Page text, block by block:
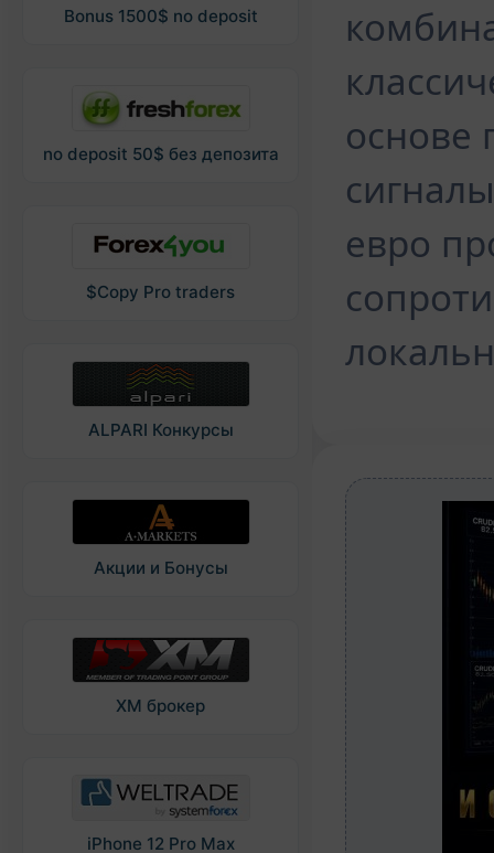
Bonus 1500$ no deposit
no deposit 50$ без депозита
$Copy Pro traders
ALPARI Конкурсы
Акции и Бонусы
XM брокер
iPhone 12 Pro Max
основе
евро